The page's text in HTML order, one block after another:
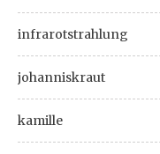
infrarotstrahlung
johanniskraut
kamille